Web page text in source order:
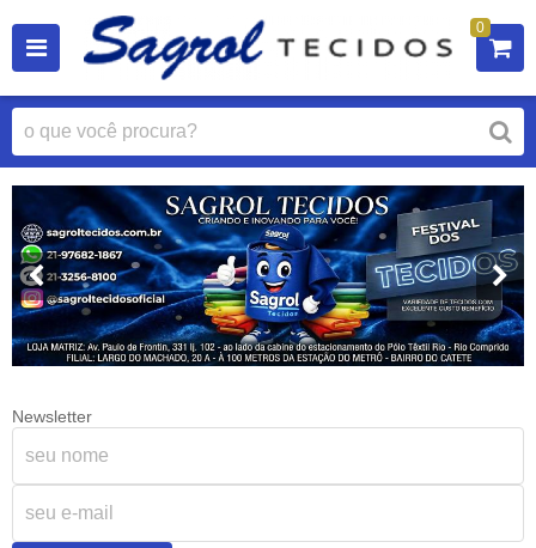
0
Newsletter